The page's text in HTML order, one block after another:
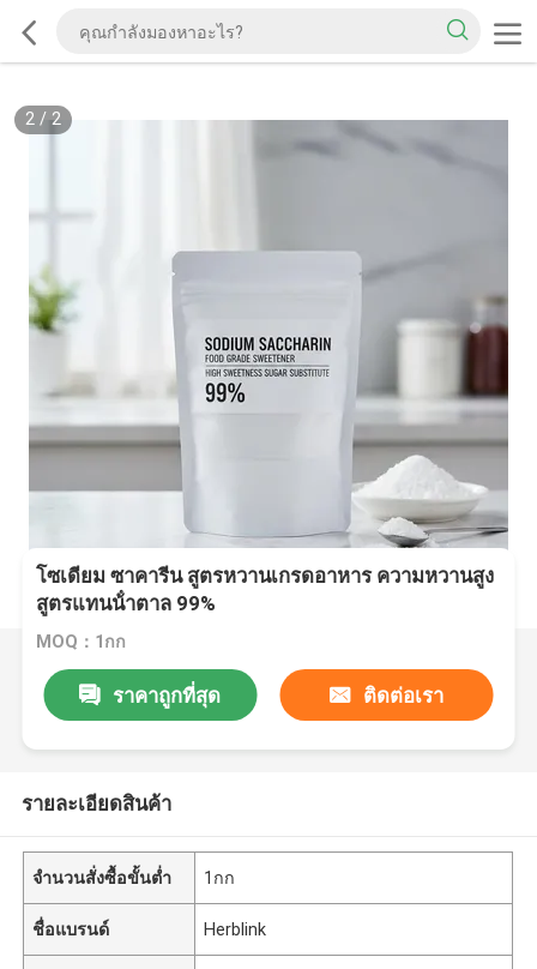
2/2
โซเดียม ซาคารีน สูตรหวานเกรดอาหาร ความหวานสูง
สูตรแทนน้ําตาล 99%
MOQ：1กก
ราคาถูกที่สุด ติดต่อเรา
รายละเอียดสินค้า
จำนวนสั่งซื้อขั้นต่ำ 1กก
ชื่อแบรนด์ Herblink